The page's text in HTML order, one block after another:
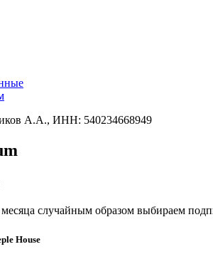
А.А., ИНН: 540234668949
случайным образом выбираем
House